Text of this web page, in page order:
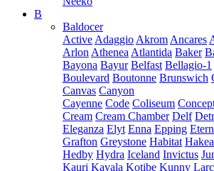
B
Baldocer
Active Adaggio Akrom Ancares
Arlon Athenea Atlantida Baker
Bayona Bayur Belfast Bellagio-1
Boulevard Boutonne Brunswich
Canvas Canyon
Cayenne Code Coliseum
Cream Cream Chamber Delf
Eleganza Elyt Enna Epping
Grafton Greystone Habitat Hakea
Hedby Hydra Iceland Invictus
Kauri Kavala Kotibe Kunny